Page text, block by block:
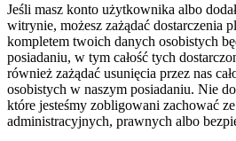
Jeśli masz konto użytkownika albo
witrynie, możesz zażądać dostarczenia
kompletem twoich danych osobistych
posiadaniu, w tym całość tych
również zażądać usunięcia przez nas
osobistych w naszym posiadaniu. Nie
które jesteśmy zobligowani zachować
administracyjnych, prawnych albo